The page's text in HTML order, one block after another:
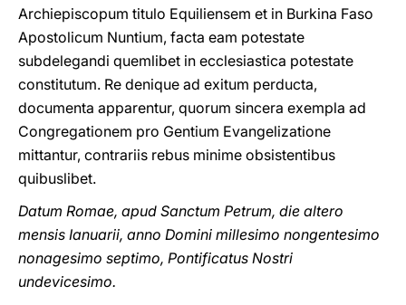
Archiepiscopum titulo Equiliensem et in Burkina Faso
Apostolicum Nuntium, facta eam potestate
subdelegandi quemlibet in ecclesiastica potestate
constitutum. Re denique ad exitum perducta,
documenta apparentur, quorum sincera exempla ad
Congregationem pro Gentium Evangelizatione
mittantur, contrariis rebus minime obsistentibus
quibuslibet.
Datum Romae, apud Sanctum Petrum, die altero
mensis Ianuarii, anno Domini millesimo nongentesimo
nonagesimo septimo, Pontificatus Nostri
undevicesimo.